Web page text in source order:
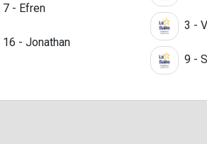
7 - Efren
16 - Jonathan
3 -
9 -